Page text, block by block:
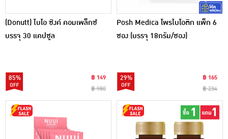
(Donutt) ไบโอ ซิงค์ คอมเพล็กซ์
บรรจุ 30 แคปซูล
85%
฿ 149
฿ 980
Posh Medica โพรไบโอติก แพ็ก 6
ซอง (บรรจุ 18กรัม/ซอง)
29%
฿ 165
฿ 234